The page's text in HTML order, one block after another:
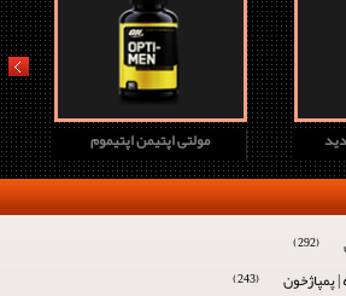
مولتی اپتیمن اپتیموم
prev
(292)
پمپاژخون (243)